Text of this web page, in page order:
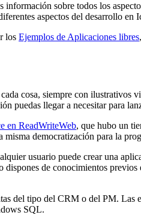
sobre todos los
aspectos del desarrollo en
los Ejemplos de Aplicaciones libres
cosa, siempre con ilustrativos
puedas llegar a necesitar para
en ReadWriteWeb, que hubo un
misma democratización para la
usuario puede crear una
de conocimientos
del tipo del CRM o del PM. Las
SQL.